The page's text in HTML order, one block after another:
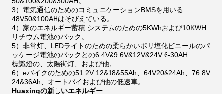
3）電気通信のためのコミュニケーションBMSを用いる
48V50&100AHはそびえている。
4）家のエネルギー蓄積 システムのための5KWhおよび10KWH
リチウム電池のパック。
5）非常灯、LEDライトのための柔らかいポリ塩化ビニールのパ
ッケージ電池のパックとの6.4V&9.6V&12V&24V 6-30AH
標識燈の、太陽街灯、および他。
6）eバイクのための51.2V 12&18&55Ah、64V20&24Ah、76.8V
24&36Ah、オートバイおよび他の低速車。
Huaxingの新しいエネルギー